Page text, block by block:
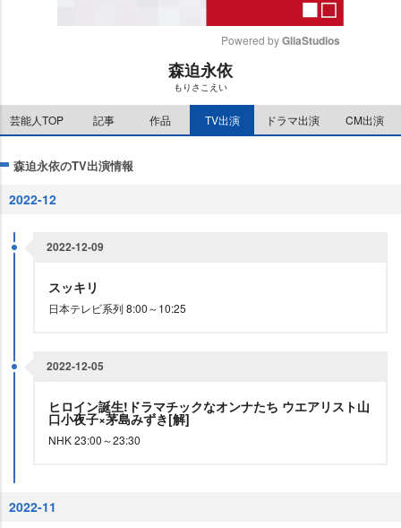
e
Powered by GliaStudios
森迫永依
もりさこえい
芸能人TOP 記事 作品 TV出演 ドラマ出演 CM出演
森迫永依のTV出演情報
2022-12
2022-12-09
スッキリ
日本テレビ系列 8:00～10:25
2022-12-05
ヒロイン誕生!ドラマチックなオンナたち ウエアリスト山
口小夜子×茅島みずき[解]
NHK 23:00～23:30
2022-11